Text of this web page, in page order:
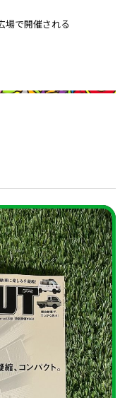
場で開催される